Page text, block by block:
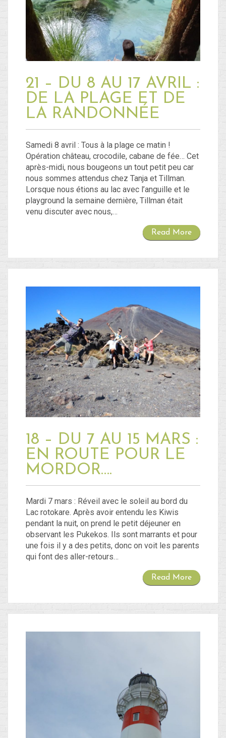
Blog
Non classé
Connexion
Flux des publications
Flux des commentaires
Site de WordPress-FR
21 – DU 8 AU 17 AVRIL :
DE LA PLAGE ET DE
LA RANDONNÉE
Samedi 8 avril : Tous à la plage ce matin !
Opération château, crocodile, cabane de fée… Cet
après-midi, nous bougeons un tout petit peu car
nous sommes attendus chez Tanja et Tillman.
Lorsque nous étions au lac avec l’anguille et le
playground la semaine dernière, Tillman était
venu discuter avec nous,…
Read More
18 – DU 7 AU 15 MARS :
EN ROUTE POUR LE
MORDOR….
Mardi 7 mars : Réveil avec le soleil au bord du
Lac rotokare. Après avoir entendu les Kiwis
pendant la nuit, on prend le petit déjeuner en
observant les Pukekos. Ils sont marrants et pour
une fois il y a des petits, donc on voit les parents
qui font des aller-retours…
Read More